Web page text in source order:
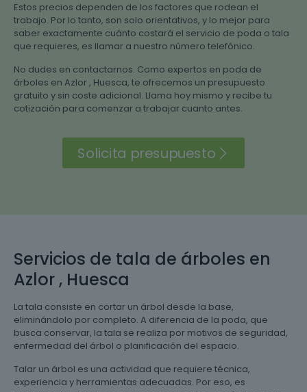
Estos precios dependen de los factores que rodean el
trabajo. Por lo tanto, son solo orientativos, y lo mejor para
saber exactamente cuánto costará el servicio de poda o tala
que requieres, es llamar a nuestro número telefónico.
No dudes en contactarnos. Como expertos en poda de
árboles en Azlor , Huesca, te ofrecemos un presupuesto
gratuito y sin coste adicional. Llama hoy mismo y recibe tu
cotización para comenzar a trabajar cuanto antes.
Solicita presupuesto
Servicios de tala de árboles en
Azlor , Huesca
La tala consiste en cortar un árbol desde la base,
eliminándolo por completo. A diferencia de la poda, que
busca conservar, la tala se realiza por motivos de seguridad,
enfermedad del árbol o planificación del espacio.
Talar un árbol es una actividad que requiere técnica,
experiencia y herramientas adecuadas. Por eso, es